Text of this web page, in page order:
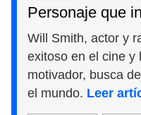
Personaje que
Will Smith, actor y
exitoso en el cine y
motivador, busca
el mundo. Leer